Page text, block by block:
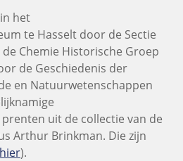
het
te Hasselt door de Sectie
de Chemie Historische Groep
de Geschiedenis der
en Natuurwetenschappen
uit de collectie van de
Arthur Brinkman. Die zijn
).